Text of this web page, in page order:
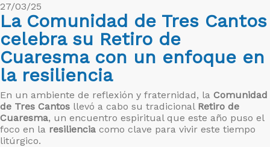
27/03/25
La Comunidad de Tres Cantos
celebra su Retiro de
Cuaresma con un enfoque en
la resiliencia
En un ambiente de reflexión y fraternidad, la Comunidad
de Tres Cantos llevó a cabo su tradicional Retiro de
Cuaresma, un encuentro espiritual que este año puso el
foco en la resiliencia como clave para vivir este tiempo
litúrgico.